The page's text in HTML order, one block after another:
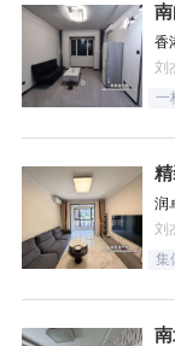
香
刘
一
润
刘
集